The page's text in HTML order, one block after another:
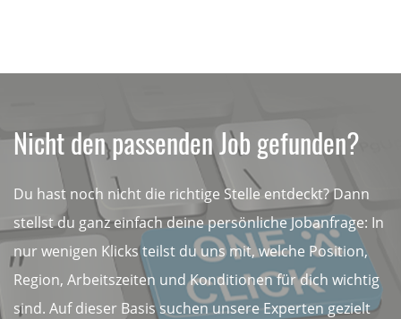
Nicht den passenden Job gefunden?
Du hast noch nicht die richtige Stelle entdeckt? Dann
stellst du ganz einfach deine persönliche Jobanfrage: In
nur wenigen Klicks teilst du uns mit, welche Position,
Region, Arbeitszeiten und Konditionen für dich wichtig
sind. Auf dieser Basis suchen unsere Experten gezielt